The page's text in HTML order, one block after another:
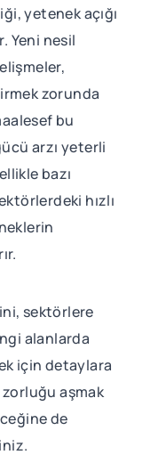
yetenek açığı
Yeni nesil
zorunda
bu
arzı yeterli
bazı
hızlı
sektörlere
alanlarda
için detaylara
aşmak
de